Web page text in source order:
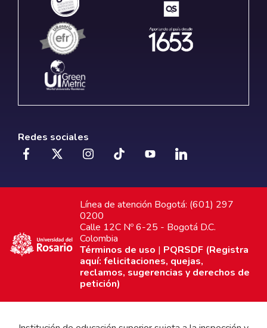
Redes sociales
Línea de atención Bogotá: (601) 297
0200
Calle 12C Nº 6-25 - Bogotá D.C.
Colombia
Términos de uso | PQRSDF (Registra
aquí: felicitaciones, quejas,
reclamos, sugerencias y derechos de
petición)